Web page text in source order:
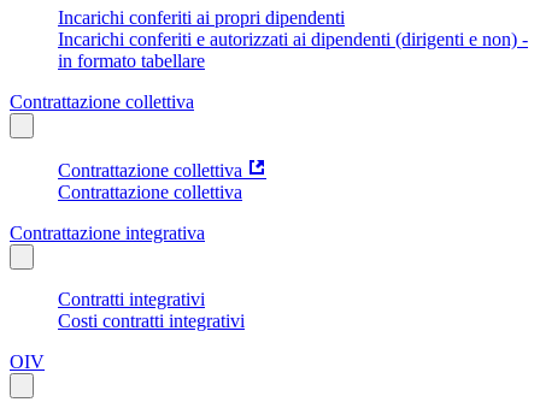
Incarichi conferiti ai propri dipendenti
Incarichi conferiti e autorizzati ai dipendenti (dirigenti e non) -
in formato tabellare
Contrattazione collettiva
Contrattazione collettiva
Contrattazione collettiva
Contrattazione integrativa
Contratti integrativi
Costi contratti integrativi
OIV